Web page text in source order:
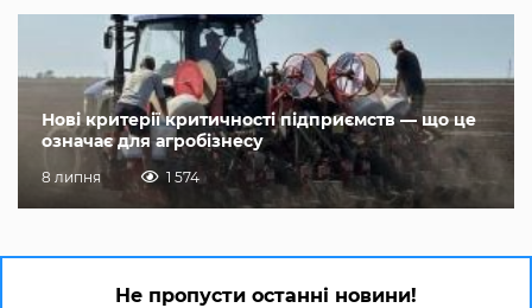
Нові критерії критичності підприємств — що це
означає для агробізнесу
8 липня 1 574
Не пропусти останні новини!